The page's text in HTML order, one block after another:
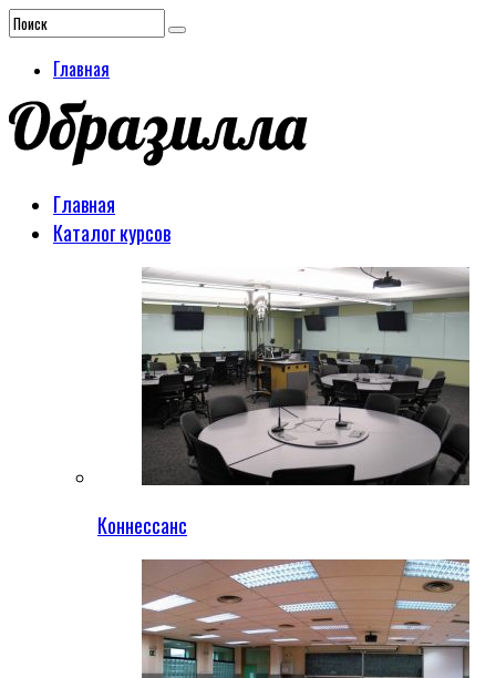
Главная
Главная
Каталог курсов
Коннессанс